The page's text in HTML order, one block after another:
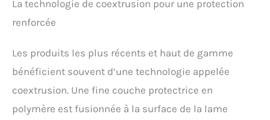
La technologie de coextrusion pour une protection
renforcée
Les produits les plus récents et haut de gamme
bénéficient souvent d’une technologie appelée
coextrusion. Une fine couche protectrice en
polymère est fusionnée à la surface de la lame